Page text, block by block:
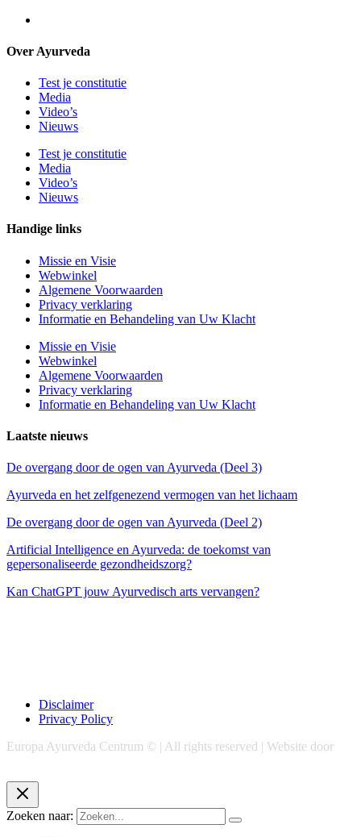
Over Ayurveda
Test je constitutie
Media
Video’s
Nieuws
Test je constitutie
Media
Video’s
Nieuws
Handige links
Missie en Visie
Webwinkel
Algemene Voorwaarden
Privacy verklaring
Informatie en Behandeling van Uw Klacht
Missie en Visie
Webwinkel
Algemene Voorwaarden
Privacy verklaring
Informatie en Behandeling van Uw Klacht
Laatste nieuws
De overgang door de ogen van Ayurveda (Deel 3)
Ayurveda en het zelfgenezend vermogen van het lichaam
De overgang door de ogen van Ayurveda (Deel 2)
Artificial Intelligence en Ayurveda: de toekomst van
gepersonaliseerde gezondheidszorg?
Kan ChatGPT jouw Ayurvedisch arts vervangen?
Disclaimer
Privacy Policy
Europa Ayurveda Centrum © | All rights reserved | Website door
Zoeken naar: